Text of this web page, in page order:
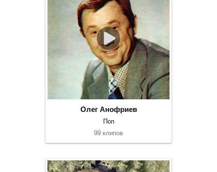
Олег Анофриев
Поп
99 клипов